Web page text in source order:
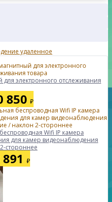
электронного отслеживания
850 ₽
Wifi IP камера
для камер видеонаблюдения
стороннее
₽